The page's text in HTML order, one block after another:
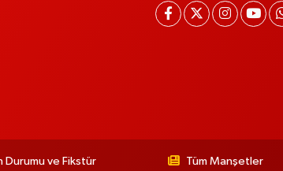
Durumu ve Fikstür Tüm Manşetler